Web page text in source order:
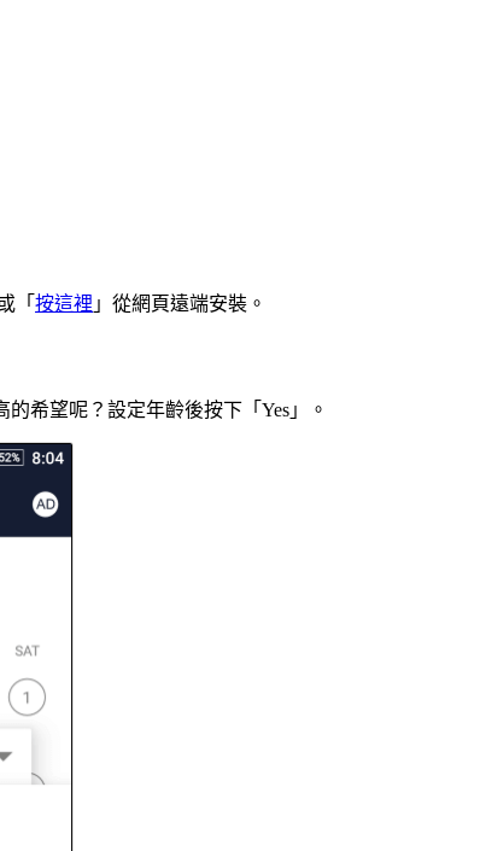
「 按這裡 」從網頁遠端安裝。
希望呢？設定年齡後按下「Yes」。